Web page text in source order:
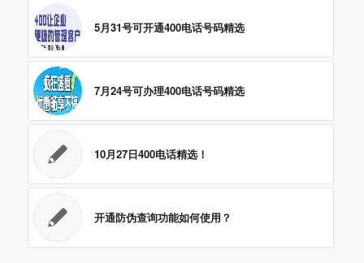
5月31号可开通400电话号码精选
7月24号可办理400电话号码精选
10月27日400电话精选！
开通防伪查询功能如何使用？